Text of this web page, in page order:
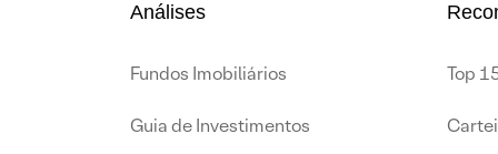
Análises
Fundos Imobiliários
Guia de Investimentos
Top